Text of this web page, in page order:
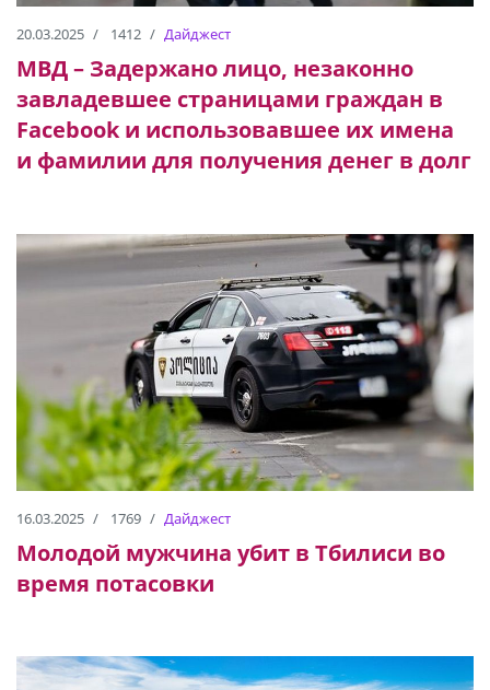
20.03.2025 1412 Дайджест
МВД – Задержано лицо, незаконно
завладевшее страницами граждан в
Facebook и использовавшее их имена
и фамилии для получения денег в долг
16.03.2025 1769 Дайджест
Молодой мужчина убит в Тбилиси во
время потасовки